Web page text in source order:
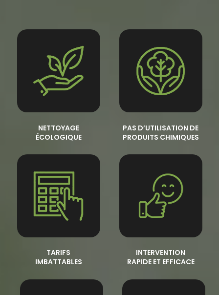
NETTOYAGE
ÉCOLOGIQUE
PAS D’UTILISATION DE
PRODUITS CHIMIQUES
TARIFS
IMBATTABLES
INTERVENTION
RAPIDE ET EFFICACE